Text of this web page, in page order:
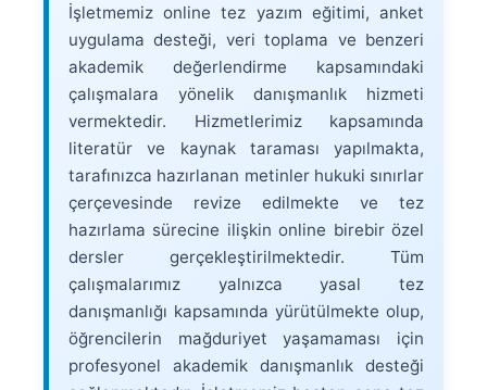
İşletmemiz online tez yazım eğitimi, anket
uygulama desteği, veri toplama ve benzeri
akademik değerlendirme kapsamındaki
çalışmalara yönelik danışmanlık hizmeti
vermektedir. Hizmetlerimiz kapsamında
literatür ve kaynak taraması yapılmakta,
tarafınızca hazırlanan metinler hukuki sınırlar
çerçevesinde revize edilmekte ve tez
hazırlama sürecine ilişkin online birebir özel
dersler gerçekleştirilmektedir. Tüm
çalışmalarımız yalnızca yasal tez
danışmanlığı kapsamında yürütülmekte olup,
öğrencilerin mağduriyet yaşamaması için
profesyonel akademik danışmanlık desteği